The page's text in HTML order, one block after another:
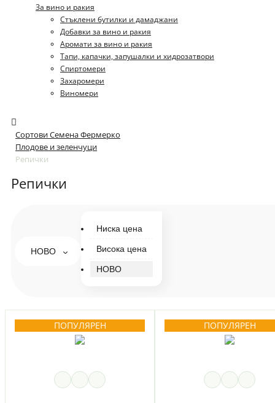
За вино и ракия
Стъклени бутилки и дамаджани
Добавки за вино и ракия
Аромати за вино и ракия
Тапи, капачки, запушалки и хидрозатвори
Спиртомери
Захаромери
Виномери
Сортови Семена Фермерко
Плодове и зеленчуци
Репички
Репички
НОВО
Ниска цена
Висока цена
НОВО
ПОПУЛЯРЕН ПОПУЛЯРЕН